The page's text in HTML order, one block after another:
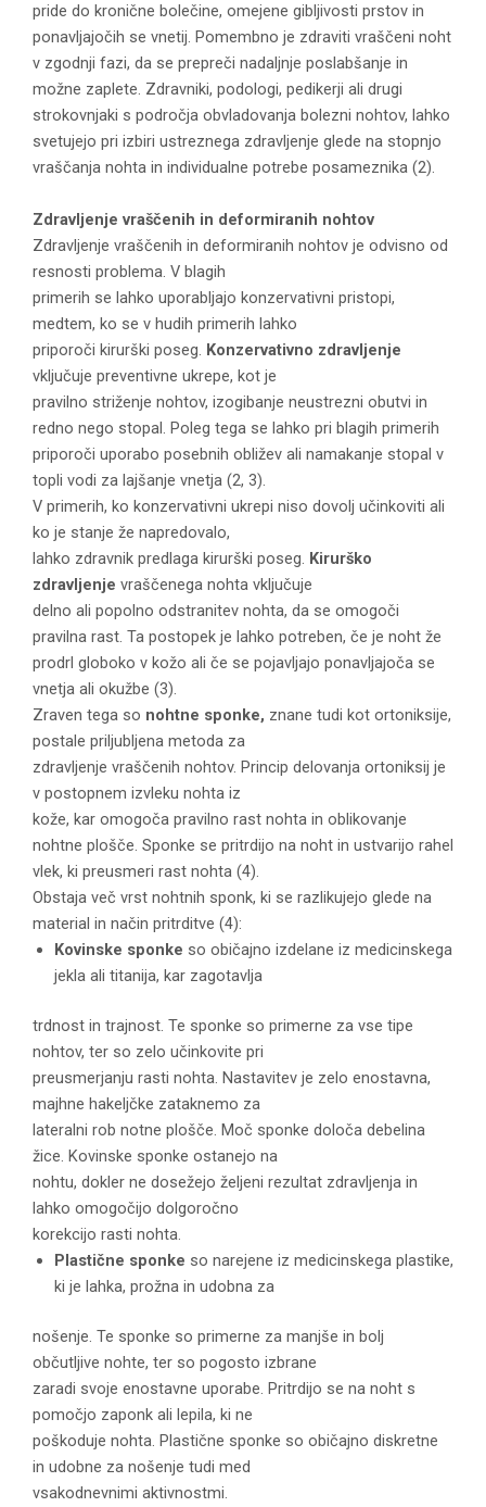
pride do kronične bolečine, omejene gibljivosti prstov in
ponavljajočih se vnetij. Pomembno je zdraviti vraščeni noht
v zgodnji fazi, da se prepreči nadaljnje poslabšanje in
možne zaplete. Zdravniki, podologi, pedikerji ali drugi
strokovnjaki s področja obvladovanja bolezni nohtov, lahko
svetujejo pri izbiri ustreznega zdravljenje glede na stopnjo
vraščanja nohta in individualne potrebe posameznika (2).
Zdravljenje vraščenih in deformiranih nohtov
Zdravljenje vraščenih in deformiranih nohtov je odvisno od
resnosti problema. V blagih
primerih se lahko uporabljajo konzervativni pristopi,
medtem, ko se v hudih primerih lahko
priporoči kirurški poseg. Konzervativno zdravljenje
vključuje preventivne ukrepe, kot je
pravilno striženje nohtov, izogibanje neustrezni obutvi in
redno nego stopal. Poleg tega se lahko pri blagih primerih
priporoči uporabo posebnih obližev ali namakanje stopal v
topli vodi za lajšanje vnetja (2, 3).
V primerih, ko konzervativni ukrepi niso dovolj učinkoviti ali
ko je stanje že napredovalo,
lahko zdravnik predlaga kirurški poseg. Kirurško
zdravljenje vraščenega nohta vključuje
delno ali popolno odstranitev nohta, da se omogoči
pravilna rast. Ta postopek je lahko potreben, če je noht že
prodrl globoko v kožo ali če se pojavljajo ponavljajoča se
vnetja ali okužbe (3).
Zraven tega so nohtne sponke, znane tudi kot ortoniksije,
postale priljubljena metoda za
zdravljenje vraščenih nohtov. Princip delovanja ortoniksij je
v postopnem izvleku nohta iz
kože, kar omogoča pravilno rast nohta in oblikovanje
nohtne plošče. Sponke se pritrdijo na noht in ustvarijo rahel
vlek, ki preusmeri rast nohta (4).
Obstaja več vrst nohtnih sponk, ki se razlikujejo glede na
material in način pritrditve (4):
Kovinske sponke so običajno izdelane iz medicinskega
jekla ali titanija, kar zagotavlja
trdnost in trajnost. Te sponke so primerne za vse tipe
nohtov, ter so zelo učinkovite pri
preusmerjanju rasti nohta. Nastavitev je zelo enostavna,
majhne hakeljčke zataknemo za
lateralni rob notne plošče. Moč sponke določa debelina
žice. Kovinske sponke ostanejo na
nohtu, dokler ne dosežejo željeni rezultat zdravljenja in
lahko omogočijo dolgoročno
korekcijo rasti nohta.
Plastične sponke so narejene iz medicinskega plastike,
ki je lahka, prožna in udobna za
nošenje. Te sponke so primerne za manjše in bolj
občutljive nohte, ter so pogosto izbrane
zaradi svoje enostavne uporabe. Pritrdijo se na noht s
pomočjo zaponk ali lepila, ki ne
poškoduje nohta. Plastične sponke so običajno diskretne
in udobne za nošenje tudi med
vsakodnevnimi aktivnostmi.